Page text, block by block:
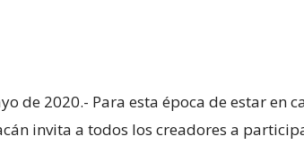
de 2020.- Para esta época de estar en
invita a todos los creadores a